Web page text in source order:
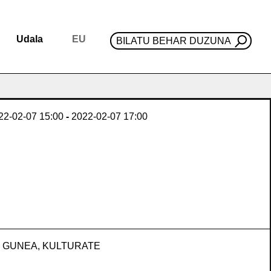
Udala EU BILATU BEHAR DUZUNA
02-07 15:00 - 2022-02-07 17:00
GUNEA, KULTURATE